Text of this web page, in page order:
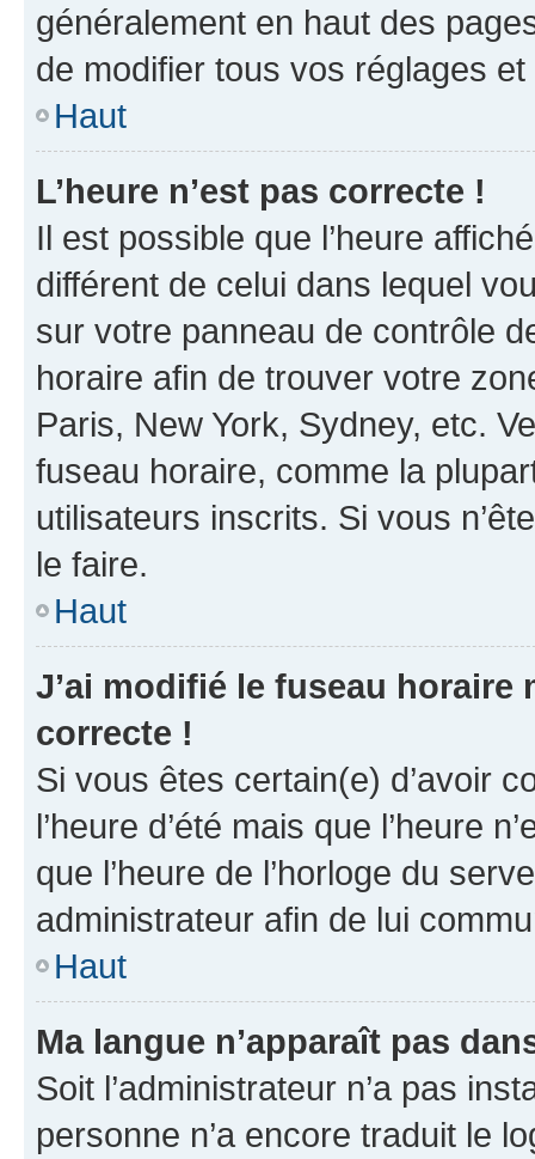
généralement en haut des
de modifier tous vos réglages
Haut
L’heure n’est pas correcte !
Il est possible que l’heure
différent de celui dans lequel
sur votre panneau de contrôle
horaire afin de trouver votre
Paris, New York, Sydney, etc.
fuseau horaire, comme la
utilisateurs inscrits. Si vous
le faire.
Haut
J’ai modifié le fuseau horaire
correcte !
Si vous êtes certain(e) d’avoir
l’heure d’été mais que l’heure
que l’heure de l’horloge du
administrateur afin de lui
Haut
Ma langue n’apparaît pas
Soit l’administrateur n’a pas
personne n’a encore traduit le